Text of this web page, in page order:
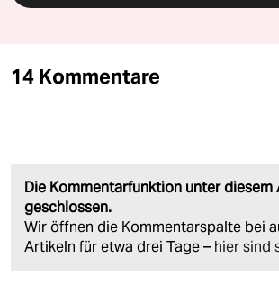
14 Kommentare
Die Kommentarfunktion unter diesem
geschlossen.
Wir öffnen die Kommentarspalte bei
Artikeln für etwa drei Tage – hier sind